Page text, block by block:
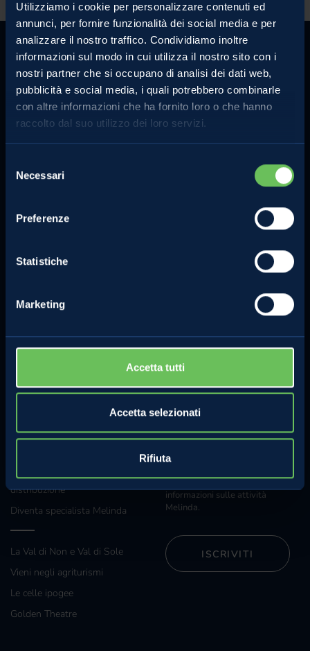
Utilizziamo i cookie per personalizzare contenuti ed
annunci, per fornire funzionalità dei social media e per
analizzare il nostro traffico. Condividiamo inoltre
informazioni sul modo in cui utilizza il nostro sito con i
nostri partner che si occupano di analisi dei dati web,
pubblicità e social media, i quali potrebbero combinarle
con altre informazioni che ha fornito loro o che hanno
raccolto dal suo utilizzo dei loro servizi.
delNecessari
Preferenze
Statistiche
Marketing
Accetta tutti
Accetta selezionati
Rifiuta
MELINDA
L'azienda
Contatti
Cookie Policy
Certificazioni
Segnalazioni dei consumatori e
Whistleblowing
Regolamento concorso Hazel
MELE VAL DI NON
Le mele e gli altri prodotti
distribuzione
Diventa specialista Melinda
La Val di Non e Val di Sole
Vieni negli agriturismi
Le celle ipogee
Golden Theatre
riceverai regolarmente
informazioni sulle attività
Melinda.
ISCRIVITI